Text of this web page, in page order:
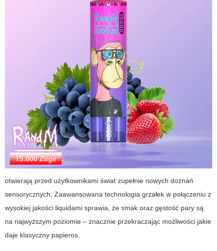
otwierają przed użytkownikami świat zupełnie nowych doznań
sensorycznych. Zaawansowana technologia grzałek w połączeniu z
wysokiej jakości liquidami sprawia, że smak oraz gęstość pary są
na najwyższym poziomie – znacznie przekraczając możliwości jakie
daje klasyczny papieros.